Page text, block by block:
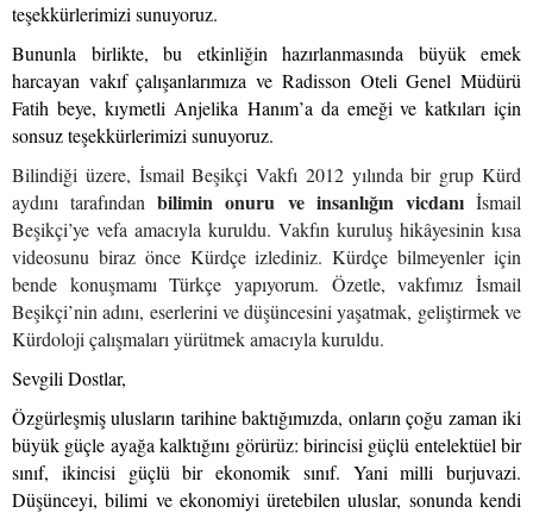
teşekkürlerimizi sunuyoruz.
Bununla birlikte, bu etkinliğin hazırlanmasında büyük emek
harcayan vakıf çalışanlarımıza ve Radisson Oteli Genel Müdürü
Fatih beye, kıymetli Anjelika Hanım’a da emeği ve katkıları için
sonsuz teşekkürlerimizi sunuyoruz.
Bilindiği üzere, İsmail Beşikçi Vakfı 2012 yılında bir grup Kürd
aydını tarafındanbilimin onuru ve insanlığın vicdanıİsmail
Beşikçi’ye vefa amacıyla kuruldu. Vakfın kuruluş hikâyesinin kısa
videosunu biraz önce Kürdçe izlediniz. Kürdçe bilmeyenler için
bende konuşmamı Türkçe yapıyorum. Özetle, vakfımız İsmail
Beşikçi’nin adını, eserlerini ve düşüncesini yaşatmak, geliştirmek ve
Kürdoloji çalışmaları yürütmek amacıyla kuruldu.
Sevgili Dostlar,
Özgürleşmiş ulusların tarihine baktığımızda, onların çoğu zaman iki
büyük güçle ayağa kalktığını görürüz: birincisi güçlü entelektüel bir
sınıf, ikincisi güçlü bir ekonomik sınıf. Yani milli burjuvazi.
Düşünceyi, bilimi ve ekonomiyi üretebilen uluslar, sonunda kendi